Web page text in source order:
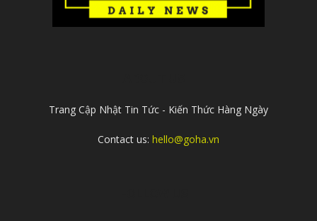
Trang Cập Nhật Tin Tức - Kiến Thức Hàng Ngày
Contact us: hello@goha.vn